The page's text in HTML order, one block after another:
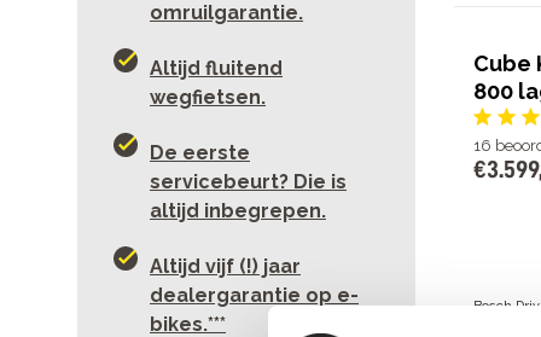
omruilgarantie.
Altijd fluitend
wegfietsen.
De eerste
servicebeurt? Die is
altijd inbegrepen.
Altijd vijf (!) jaar
dealergarantie op e-
bikes.***
Cube
800
16
€3.599,
Bosch